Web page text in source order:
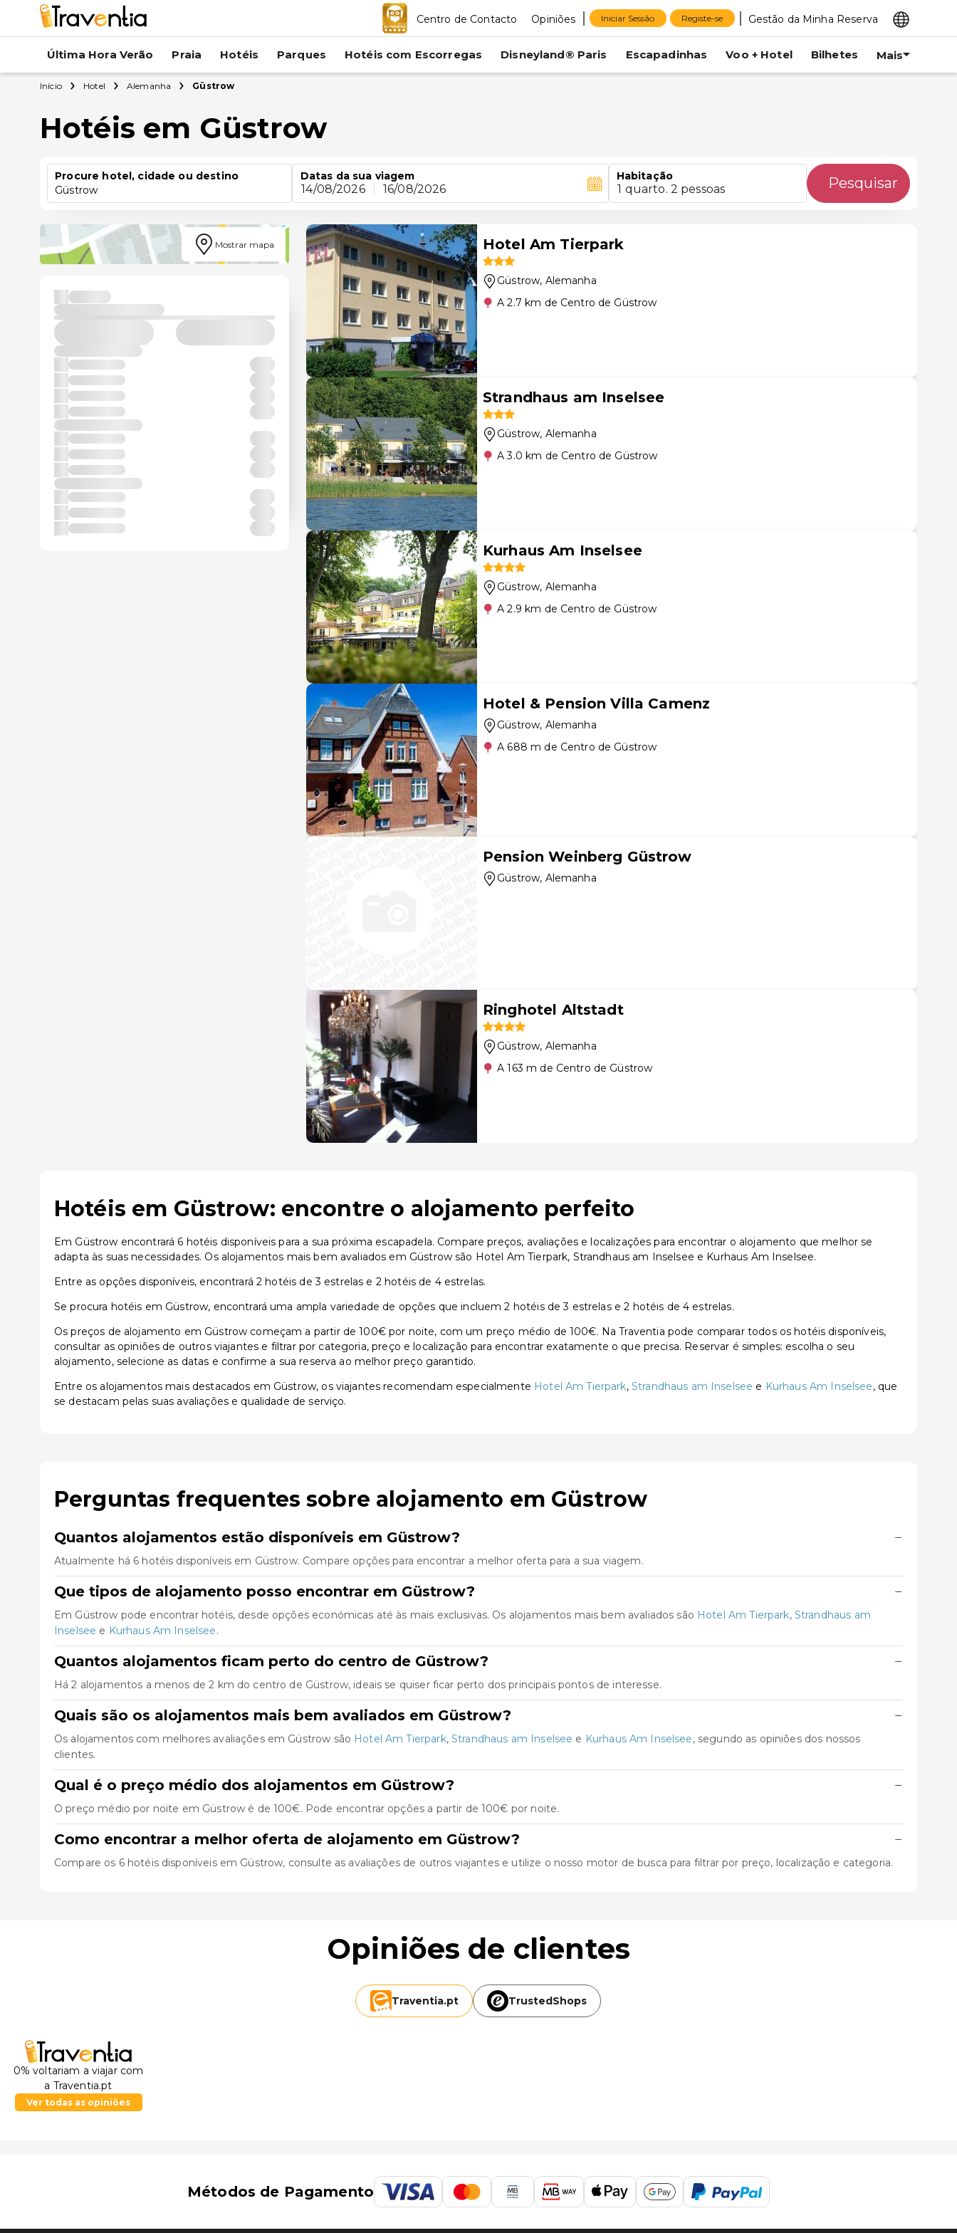
Centro de Contacto Opiniões Iniciar Sessão Registe-se Gestão da Minha Reserva
Última Hora Verão Praia Hotéis Parques Hotéis com Escorregas Disneyland® Paris Escapadinhas Voo + Hotel Bilhetes Mais
Início Hotel Alemanha Güstrow
Hotéis em Güstrow
Procure hotel, cidade ou destino
Güstrow
Datas da sua viagem
14/08/2026 16/08/2026
Habitação
1 quarto. 2 pessoas Pesquisar
Mostrar mapa Hotel Am Tierpark
Güstrow, Alemanha
A 2.7 km de Centro de Güstrow
Strandhaus am Inselsee
Güstrow, Alemanha
A 3.0 km de Centro de Güstrow
Kurhaus Am Inselsee
Güstrow, Alemanha
A 2.9 km de Centro de Güstrow
Hotel & Pension Villa Camenz
Güstrow, Alemanha
A 688 m de Centro de Güstrow
Pension Weinberg Güstrow
Güstrow, Alemanha
Ringhotel Altstadt
Güstrow, Alemanha
A 163 m de Centro de Güstrow
Hotéis em Güstrow: encontre o alojamento perfeito
Em Güstrow encontrará 6 hotéis disponíveis para a sua próxima escapadela. Compare preços, avaliações e localizações para encontrar o alojamento que melhor se
adapta às suas necessidades. Os alojamentos mais bem avaliados em Güstrow são Hotel Am Tierpark, Strandhaus am Inselsee e Kurhaus Am Inselsee.
Entre as opções disponíveis, encontrará 2 hotéis de 3 estrelas e 2 hotéis de 4 estrelas.
Se procura hotéis em Güstrow, encontrará uma ampla variedade de opções que incluem 2 hotéis de 3 estrelas e 2 hotéis de 4 estrelas.
Os preços de alojamento em Güstrow começam a partir de 100€ por noite, com um preço médio de 100€. Na Traventia pode comparar todos os hotéis disponíveis,
consultar as opiniões de outros viajantes e filtrar por categoria, preço e localização para encontrar exatamente o que precisa. Reservar é simples: escolha o seu
alojamento, selecione as datas e confirme a sua reserva ao melhor preço garantido.
Entre os alojamentos mais destacados em Güstrow, os viajantes recomendam especialmente Hotel Am Tierpark, Strandhaus am Inselsee e Kurhaus Am Inselsee, que
se destacam pelas suas avaliações e qualidade de serviço.
Perguntas frequentes sobre alojamento em Güstrow
Quantos alojamentos estão disponíveis em Güstrow? −
Atualmente há 6 hotéis disponíveis em Güstrow. Compare opções para encontrar a melhor oferta para a sua viagem.
Que tipos de alojamento posso encontrar em Güstrow? −
Em Güstrow pode encontrar hotéis, desde opções económicas até às mais exclusivas. Os alojamentos mais bem avaliados são Hotel Am Tierpark, Strandhaus am
Inselsee e Kurhaus Am Inselsee.
Quantos alojamentos ficam perto do centro de Güstrow? −
Há 2 alojamentos a menos de 2 km do centro de Güstrow, ideais se quiser ficar perto dos principais pontos de interesse.
Quais são os alojamentos mais bem avaliados em Güstrow? −
Os alojamentos com melhores avaliações em Güstrow são Hotel Am Tierpark, Strandhaus am Inselsee e Kurhaus Am Inselsee, segundo as opiniões dos nossos
clientes.
Qual é o preço médio dos alojamentos em Güstrow? −
O preço médio por noite em Güstrow é de 100€. Pode encontrar opções a partir de 100€ por noite.
Como encontrar a melhor oferta de alojamento em Güstrow? −
Compare os 6 hotéis disponíveis em Güstrow, consulte as avaliações de outros viajantes e utilize o nosso motor de busca para filtrar por preço, localização e categoria.
Opiniões de clientes
Traventia.pt TrustedShops
0% voltariam a viajar com
a Traventia.pt
Ver todas as opiniões
Métodos de Pagamento